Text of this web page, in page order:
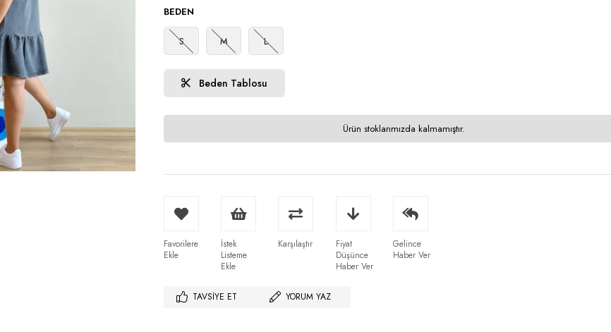
BEDEN
S M L
Beden Tablosu
Ürün stoklarımızda kalmamıştır.
Favorilere
Ekle
İstek
Listeme
Ekle
Karşılaştır
Fiyat
Düşünce
Haber Ver
Gelince
Haber Ver
TAVSIYE ET YORUM YAZ